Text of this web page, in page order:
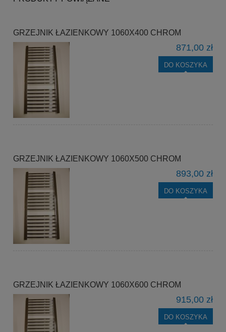
GRZEJNIK ŁAZIENKOWY 1060X400 CHROM
871,00 zł
DO KOSZYKA
GRZEJNIK ŁAZIENKOWY 1060X500 CHROM
893,00 zł
DO KOSZYKA
GRZEJNIK ŁAZIENKOWY 1060X600 CHROM
915,00 zł
DO KOSZYKA